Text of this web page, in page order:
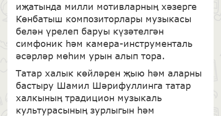
иҗатында милли мотивларның хәзерге
Көнбатыш композиторлары музыкасы
белән үрелеп баруы күзәтелгән
симфоник һәм камера-инструменталь
әсәрләр мөһим урын алып тора.
Татар халык көйләрен җыю һәм аларны
бастыру Шамил Шәрифуллинга татар
халкының традицион музыкаль
культурасының зурлыгын һәм